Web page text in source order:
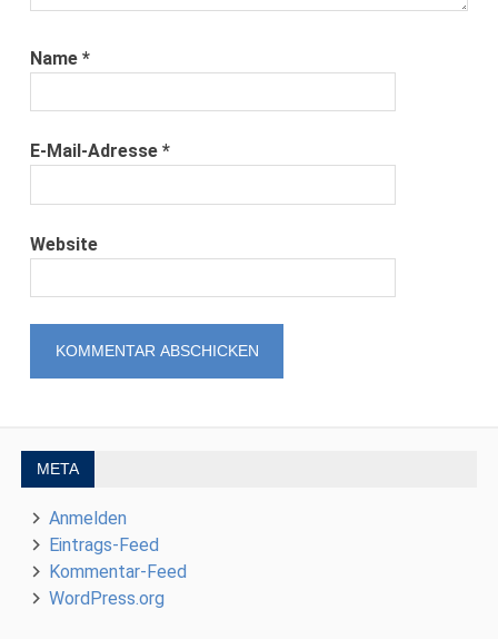
Name*
E-Mail-Adresse*
Website
META
Anmelden
Eintrags-Feed
Kommentar-Feed
WordPress.org